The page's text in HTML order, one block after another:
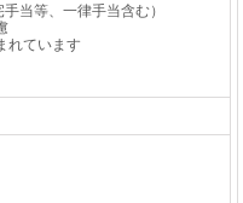
当等、一律手当含む）
れています